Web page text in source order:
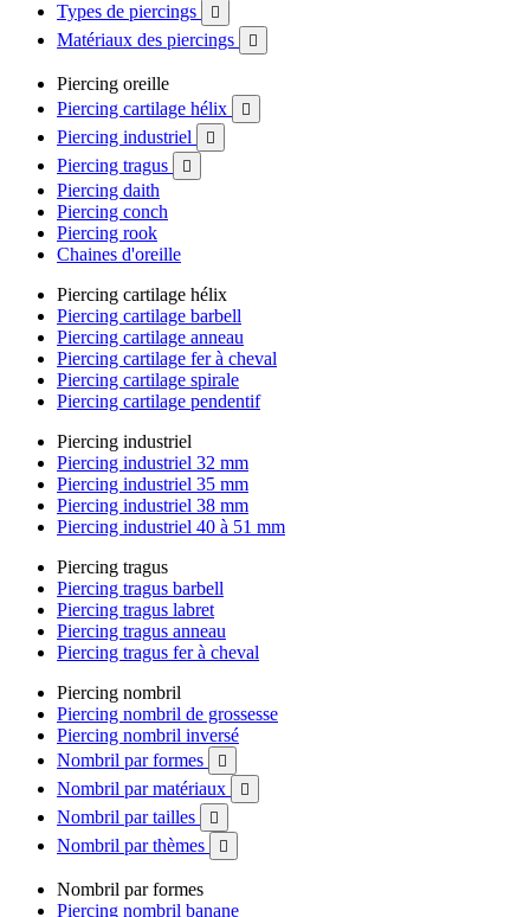
Types de piercings 
Matériaux des piercings 
Piercing oreille
Piercing cartilage hélix

Piercing industriel 
Piercing tragus 
Piercing daith
Piercing conch
Piercing rook
Chaines d'oreille
Piercing cartilage hélix
Piercing cartilage barbell
Piercing cartilage anneau
Piercing cartilage fer à cheval
Piercing cartilage spirale
Piercing cartilage pendentif
Piercing industriel
Piercing industriel 32 mm
Piercing industriel 35 mm
Piercing industriel 38 mm
Piercing industriel 40 à 51 mm
Piercing tragus
Piercing tragus barbell
Piercing tragus labret
Piercing tragus anneau
Piercing tragus fer à cheval
Piercing nombril
Piercing nombril de grossesse
Piercing nombril inversé
Nombril par formes

Nombril par matériaux 
Nombril par tailles 
Nombril par thèmes 
Nombril par formes
Piercing nombril banane